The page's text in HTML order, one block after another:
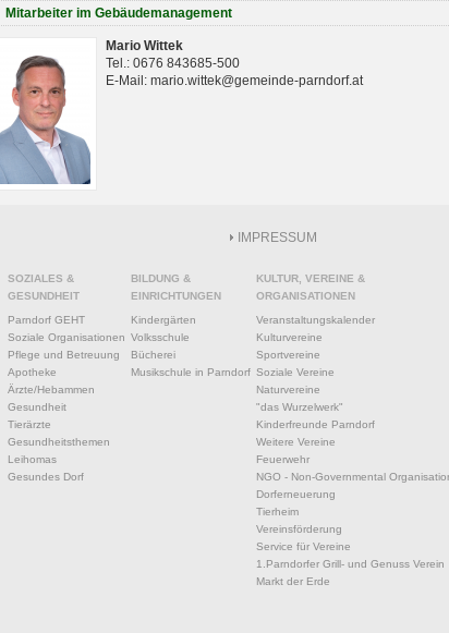
Mitarbeiter im Gebäudemanagement
Mario Wittek
Tel.: 0676 843685-500
E-Mail: mario.wittek@gemeinde-parndorf.at
IMPRESSUM
SOZIALES &
GESUNDHEIT
Parndorf GEHT
Soziale Organisationen
Pflege und Betreuung
Apotheke
Ärzte/Hebammen
Gesundheit
Tierärzte
Gesundheitsthemen
Leihomas
Gesundes Dorf
BILDUNG &
EINRICHTUNGEN
Kindergärten
Volksschule
Bücherei
Musikschule in Parndorf
KULTUR, VEREINE &
ORGANISATIONEN
Veranstaltungskalender
Kulturvereine
Sportvereine
Soziale Vereine
Naturvereine
"das Wurzelwerk"
Kinderfreunde Parndorf
Weitere Vereine
Feuerwehr
NGO - Non-Governmental
Dorferneuerung
Tierheim
Vereinsförderung
Service für Vereine
1.Parndorfer Grill- und Genuss Verein
Markt der Erde